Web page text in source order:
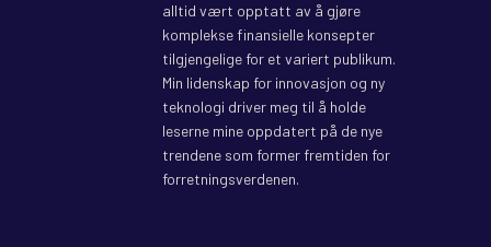
alltid vært opptatt av å gjøre
komplekse finansielle konsepter
tilgjengelige for et variert publikum.
Min lidenskap for innovasjon og ny
teknologi driver meg til å holde
leserne mine oppdatert på de nye
trendene som former fremtiden for
forretningsverdenen.